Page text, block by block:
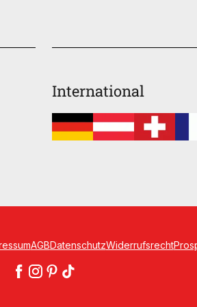
International
AGBDatenschutzWiderrufsrecht